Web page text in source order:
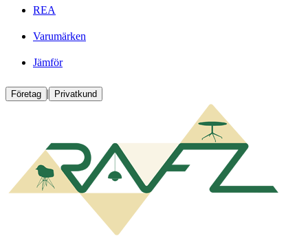
REA
Varumärken
Jämför
Företag | Privatkund